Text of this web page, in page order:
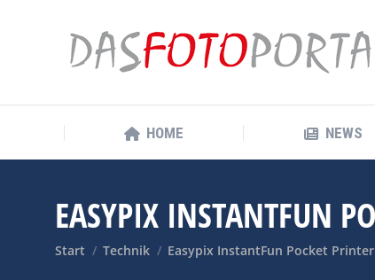
HOME NEWS
EASYPIX INSTANTFUN
Sie befinden sich hier:
Start Technik Easypix InstantFun Pocket
HOME NEWS